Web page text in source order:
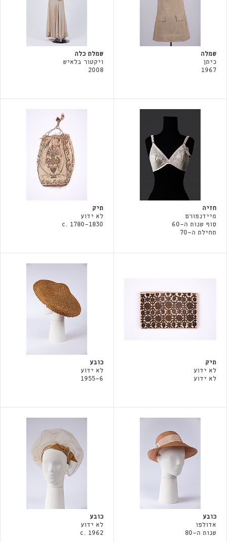
שמלה
כיתן
1967
שמלת כלה
ויקטור בלאיש
2008
חזיה
מיידנפורם
סוף שנות ה-60
תחילת ה-70
תיק
לא ידוע
c. 1780-1830
תיק
לא ידוע
לא ידוע
כובע
לא ידוע
1955-6
כובע
אדולפו
שנות ה-80
כובע
לא ידוע
c. 1962